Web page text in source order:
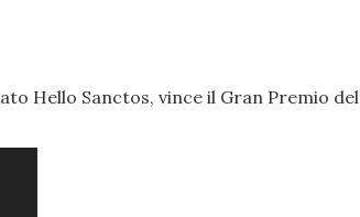
Hello Sanctos, vince il Gran Premio del